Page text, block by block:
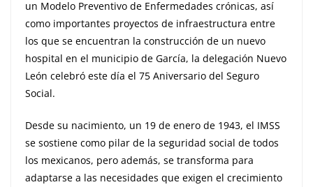
un Modelo Preventivo de Enfermedades crónicas, así
como importantes proyectos de infraestructura entre
los que se encuentran la construcción de un nuevo
hospital en el municipio de García, la delegación Nuevo
León celebró este día el 75 Aniversario del Seguro
Social.
Desde su nacimiento, un 19 de enero de 1943, el IMSS
se sostiene como pilar de la seguridad social de todos
los mexicanos, pero además, se transforma para
adaptarse a las necesidades que exigen el crecimiento